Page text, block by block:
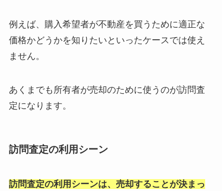
例えば、購入希望者が不動産を買うために適正な
価格かどうかを知りたいといったケースでは使え
ません。
あくまでも所有者が売却のために使うのが訪問査
定になります。
訪問査定の利用シーン
訪問査定の利用シーンは、売却することが決まっ